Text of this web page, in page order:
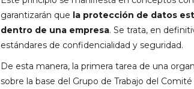
garantizarán que la protección de datos
dentro de una empresa. Se trata, en
estándares de confidencialidad y seguridad.
De esta manera, la primera tarea de una
sobre la base del Grupo de Trabajo del